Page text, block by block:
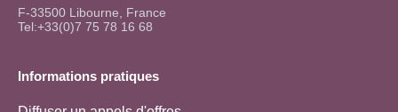
F-33500 Libourne, France
Tel:+33(0)7 75 78 16 68
Informations pratiques